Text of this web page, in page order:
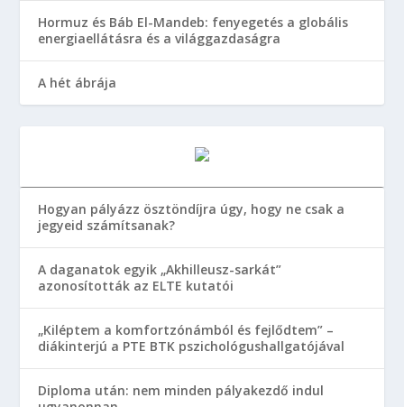
Hormuz és Báb El-Mandeb: fenyegetés a globális
energiaellátásra és a világgazdaságra
A hét ábrája
Hogyan pályázz ösztöndíjra úgy, hogy ne csak a
jegyeid számítsanak?
A daganatok egyik „Akhilleusz-sarkát”
azonosították az ELTE kutatói
„Kiléptem a komfortzónámból és fejlődtem” –
diákinterjú a PTE BTK pszichológushallgatójával
Diploma után: nem minden pályakezdő indul